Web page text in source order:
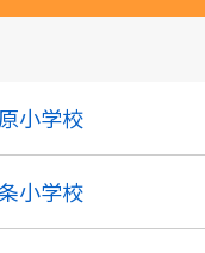
小学校
小学校